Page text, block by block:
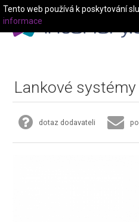
Lankové
dotaz dodavateli
Tento web používá k poskytování
informace